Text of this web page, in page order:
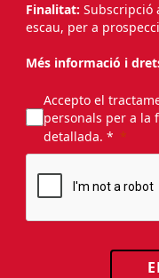
Finalitat:
escau, per a
Més informació i
Accepto el
personals per a
detallada. *